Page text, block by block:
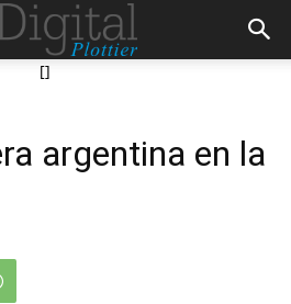
[]
argentina en la